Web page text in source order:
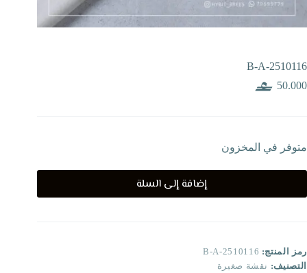
B-A-2510116
50.000
متوفر في المخزون
إضافة إلى السلة
رمز المنتج: B-A-2510116
التصنيف: نقشة صغيرة